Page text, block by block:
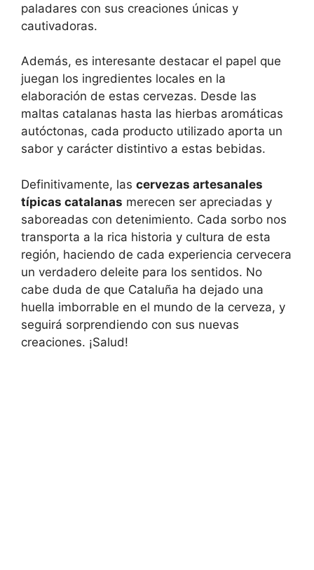
paladares con sus creaciones únicas y
cautivadoras.
Además, es interesante destacar el papel que
juegan los ingredientes locales en la
elaboración de estas cervezas. Desde las
maltas catalanas hasta las hierbas aromáticas
autóctonas, cada producto utilizado aporta un
sabor y carácter distintivo a estas bebidas.
Definitivamente, las cervezas artesanales
típicas catalanas merecen ser apreciadas y
saboreadas con detenimiento. Cada sorbo nos
transporta a la rica historia y cultura de esta
región, haciendo de cada experiencia cervecera
un verdadero deleite para los sentidos. No
cabe duda de que Cataluña ha dejado una
huella imborrable en el mundo de la cerveza, y
seguirá sorprendiendo con sus nuevas
creaciones. ¡Salud!